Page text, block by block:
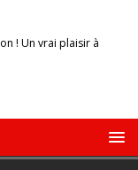
! Un vrai plaisir à